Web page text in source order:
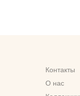
Контакты
О нас